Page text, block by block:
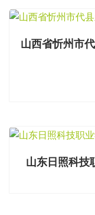
山西省忻州市
山东日照科技